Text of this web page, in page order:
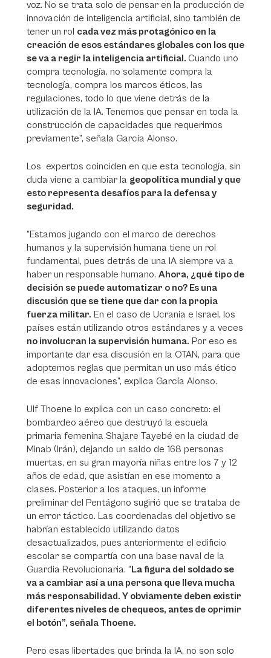
voz. No se trata solo de pensar en la producción de
innovación de inteligencia artificial, sino también de
tener un rol cada vez más protagónico en la
creación de esos estándares globales con los que
se va a regir la inteligencia artificial. Cuando uno
compra tecnología, no solamente compra la
tecnología, compra los marcos éticos, las
regulaciones, todo lo que viene detrás de la
utilización de la IA. Tenemos que pensar en toda la
construcción de capacidades que requerimos
previamente”, señala García Alonso.
Los expertos coinciden en que esta tecnología, sin
duda viene a cambiar la geopolítica mundial y que
esto representa desafíos para la defensa y
seguridad.
“Estamos jugando con el marco de derechos
humanos y la supervisión humana tiene un rol
fundamental, pues detrás de una IA siempre va a
haber un responsable humano. Ahora, ¿qué tipo de
decisión se puede automatizar o no? Es una
discusión que se tiene que dar con la propia
fuerza militar. En el caso de Ucrania e Israel, los
países están utilizando otros estándares y a veces
no involucran la supervisión humana. Por eso es
importante dar esa discusión en la OTAN, para que
adoptemos reglas que permitan un uso más ético
de esas innovaciones”, explica García Alonso.
Ulf Thoene lo explica con un caso concreto: el
bombardeo aéreo que destruyó la escuela
primaria femenina Shajare Tayebé en la ciudad de
Minab (Irán), dejando un saldo de 168 personas
muertas, en su gran mayoría niñas entre los 7 y 12
años de edad, que asistían en ese momento a
clases. Posterior a los ataques, un informe
preliminar del Pentágono sugirió que se trataba de
un error táctico. Las coordenadas del objetivo se
habrían establecido utilizando datos
desactualizados, pues anteriormente el edificio
escolar se compartía con una base naval de la
Guardia Revolucionaria. “La figura del soldado se
va a cambiar así a una persona que lleva mucha
más responsabilidad. Y obviamente deben existir
diferentes niveles de chequeos, antes de oprimir
el botón”, señala Thoene.
Pero esas libertades que brinda la IA, no son solo